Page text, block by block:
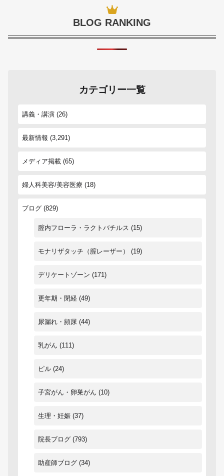
BLOG RANKING
カテゴリー一覧
講義・講演 (26)
最新情報 (3,291)
メディア掲載 (65)
婦人科美容/美容医療 (18)
ブログ (829)
腟内フローラ・ラクトバチルス (15)
モナリザタッチ（腟レーザー） (19)
デリケートゾーン (171)
更年期・閉経 (49)
尿漏れ・頻尿 (44)
乳がん (111)
ピル (24)
子宮がん・卵巣がん (10)
生理・妊娠 (37)
院長ブログ (793)
助産師ブログ (34)